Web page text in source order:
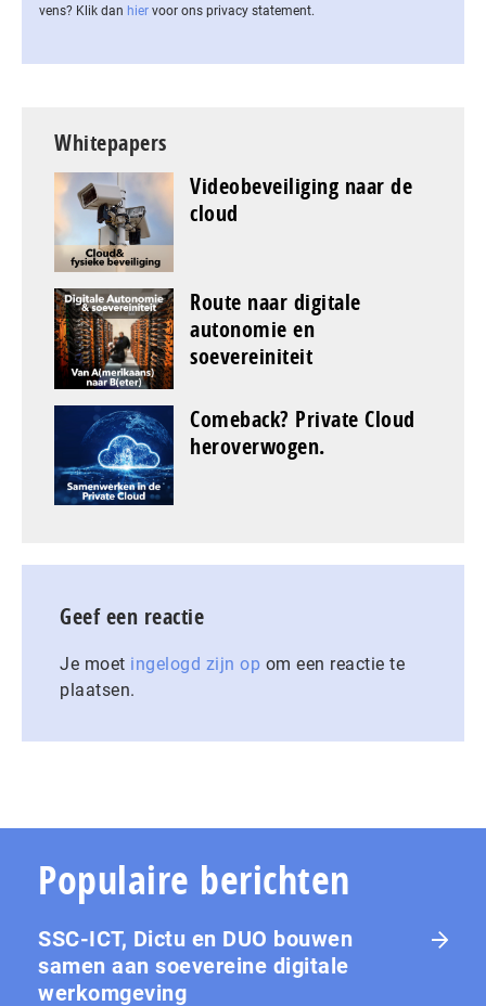
vens? Klik dan hier voor ons privacy statement.
Whitepapers
Videobeveiliging naar de
cloud
Route naar digitale
autonomie en
soevereiniteit
Comeback? Private Cloud
heroverwogen.
Geef een reactie
Je moet ingelogd zijn op om een reactie te
plaatsen.
Populaire berichten
SSC-ICT, Dictu en DUO bouwen
samen aan soevereine digitale
werkomgeving